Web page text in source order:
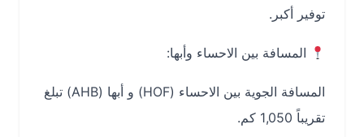
توفير أكبر.
المسافة بين الاحساء وأبها:
المسافة الجوية بين الاحساء (HOF) و أبها (AHB) تبلغ